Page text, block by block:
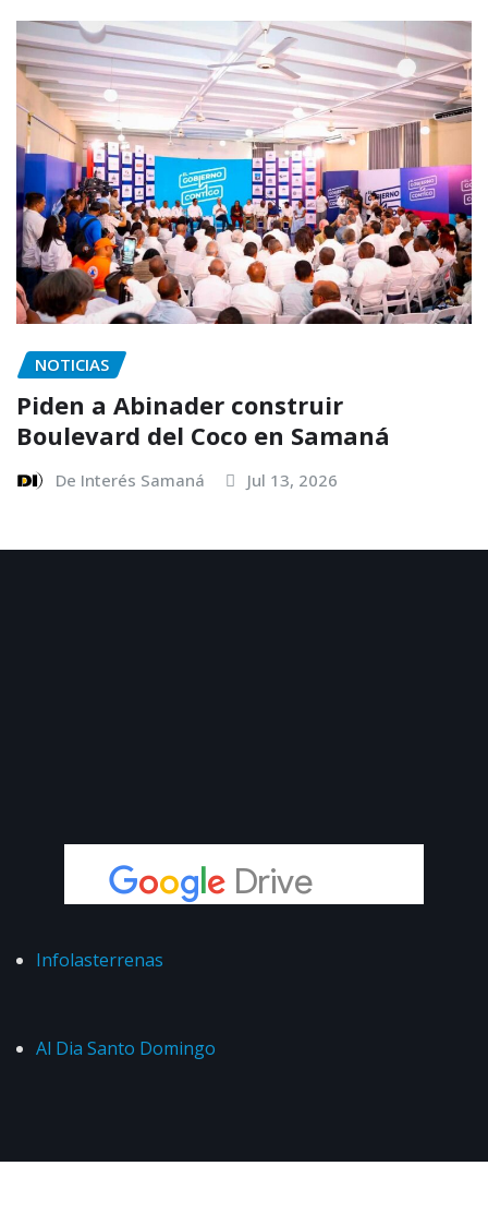
NOTICIAS
Piden a Abinader construir
Boulevard del Coco en Samaná
De Interés Samaná Jul 13, 2026
Infolasterrenas
Al Dia Santo Domingo